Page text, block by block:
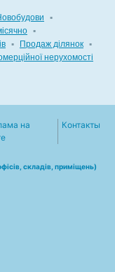
▪
▪
▪ Продаж ділянок ▪
нерухомості
на
Контакты
складів, приміщень)